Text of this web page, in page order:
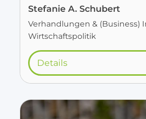
Stefanie A. Schubert
Verhandlungen & (Business)
Wirtschaftspolitik
Details